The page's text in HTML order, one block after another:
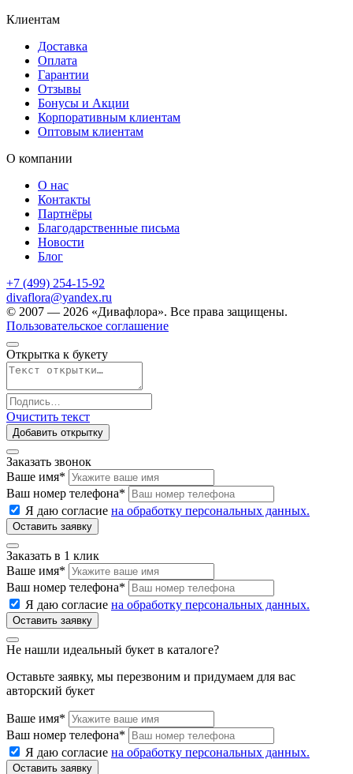
Клиентам
Доставка
Оплата
Гарантии
Отзывы
Бонусы и Акции
Корпоративным клиентам
Оптовым клиентам
О компании
О нас
Контакты
Партнёры
Благодарственные письма
Новости
Блог
+7 (499) 254-15-92
divaflora@yandex.ru
© 2007 — 2026 «Дивафлора». Все права защищены.
Пользовательское соглашение
Открытка к букету
Очистить текст
Добавить открытку
Заказать звонок
Ваше имя*
Ваш номер телефона*
Я даю согласие на обработку персональных данных.
Заказать в 1 клик
Ваше имя*
Ваш номер телефона*
Я даю согласие на обработку персональных данных.
Не нашли идеальный букет в каталоге?
Оставьте заявку, мы перезвоним и придумаем для вас
авторский букет
Ваше имя*
Ваш номер телефона*
Я даю согласие на обработку персональных данных.